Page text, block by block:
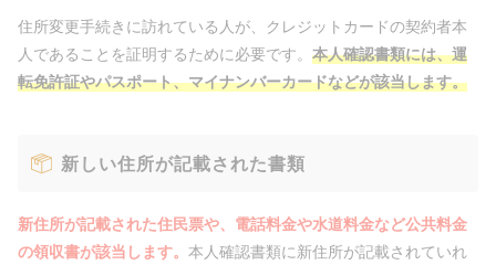
住所変更手続きに訪れている人が、クレジットカードの契約者本
人であることを証明するために必要です。 本人確認書類には、運
転免許証やパスポート、マイナンバーカードなどが該当します。
新しい住所が記載された書類
新住所が記載された住民票や、電話料金や水道料金など公共料金
の領収書が該当します。 本人確認書類に新住所が記載されていれ